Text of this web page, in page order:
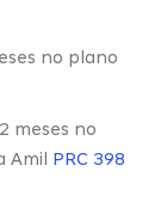
no plano
meses no
Amil PRC 398